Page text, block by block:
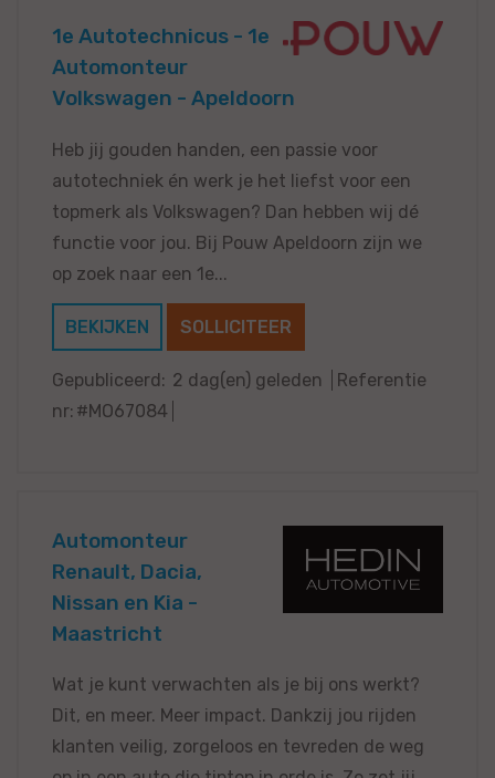
1e Autotechnicus - 1e
Automonteur
Volkswagen - Apeldoorn
Heb jij gouden handen, een passie voor
autotechniek én werk je het liefst voor een
topmerk als Volkswagen? Dan hebben wij dé
functie voor jou. Bij Pouw Apeldoorn zijn we
op zoek naar een 1e...
BEKIJKEN SOLLICITEER
Gepubliceerd: 2 dag(en) geleden
Referentie
nr: #MO67084
Automonteur
Renault, Dacia,
Nissan en Kia -
Maastricht
Wat je kunt verwachten als je bij ons werkt?
Dit, en meer. Meer impact. Dankzij jou rijden
klanten veilig, zorgeloos en tevreden de weg